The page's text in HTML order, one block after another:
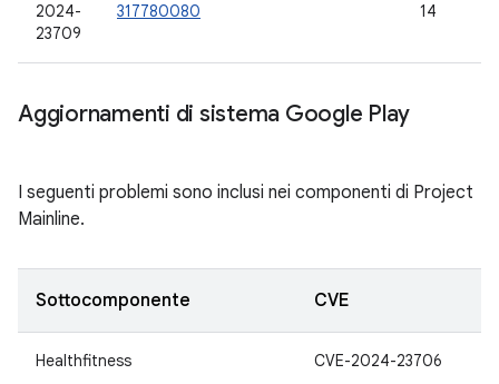
2024-
23709
317780080
14
Aggiornamenti di sistema Google Play
I seguenti problemi sono inclusi nei componenti di Project
Mainline.
Sottocomponente CVE
Healthfitness CVE-2024-23706